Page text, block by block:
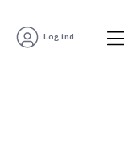
Log ind